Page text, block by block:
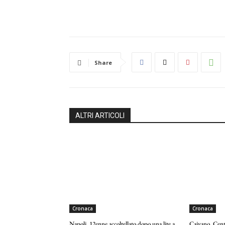
Share
ALTRI ARTICOLI
Cronaca Cronaca